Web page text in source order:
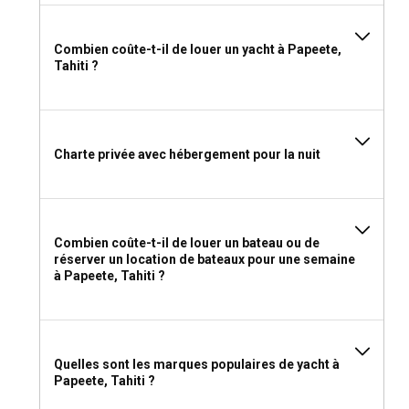
expérience de location de yacht à Papeete.
Oui, organiser des événements à bord pendant votre
encouragé. Des célébrations d'anniversaire intimes aux
événements inoubliables.
skipper ?
La décision de louer un bateau à Papeete avec un skipper
ou d'opter pour une location sans équipage dépend
grandement de vos compétences et préférences. Un
Combien coûte-t-il de louer un yacht à Papeete,
Tahiti ?
Charte privée avec hébergement pour la nuit
Combien coûte-t-il de louer un bateau ou de
réserver un location de bateaux pour une semaine
à Papeete, Tahiti ?
Quelles sont les marques populaires de yacht à
Papeete, Tahiti ?